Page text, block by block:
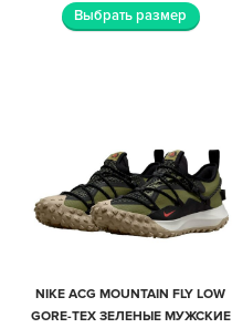
Выбрать размер
NIKE ACG MOUNTAIN FLY LOW
GORE-TEX ЗЕЛЕНЫЕ МУЖСКИЕ